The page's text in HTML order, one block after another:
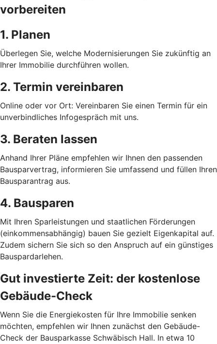
vorbereiten
1. Planen
Überlegen Sie, welche Modernisierungen Sie zukünftig an
Ihrer Immobilie durchführen wollen.
2. Termin vereinbaren
Online oder vor Ort: Vereinbaren Sie einen Termin für ein
unverbindliches Infogespräch mit uns.
3. Beraten lassen
Anhand Ihrer Pläne empfehlen wir Ihnen den passenden
Bausparvertrag, informieren Sie umfassend und füllen Ihren
Bausparantrag aus.
4. Bausparen
Mit Ihren Sparleistungen und staatlichen Förderungen
(einkommensabhängig) bauen Sie gezielt Eigenkapital auf.
Zudem sichern Sie sich so den Anspruch auf ein günstiges
Bauspardarlehen.
Gut investierte Zeit: der kostenlose
Gebäude-Check
Wenn Sie die Energiekosten für Ihre Immobilie senken
möchten, empfehlen wir Ihnen zunächst den Gebäude-
Check der Bausparkasse Schwäbisch Hall. In etwa 10